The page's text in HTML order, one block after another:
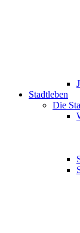
Stadtleben
Die